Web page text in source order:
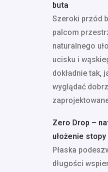
buta
Szeroki przód
palcom
naturalnego
ucisku i
dokładnie tak,
wyglądać
Zero Drop –
ułożenie stopy
Płaska
długości